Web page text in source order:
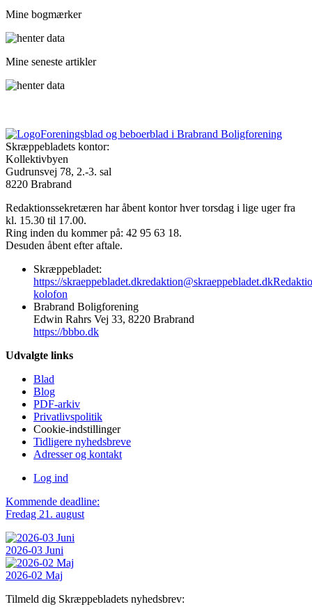
Mine bogmærker
Mine seneste artikler
Foreningsblad og beboerblad i Brabrand Boligforening
Skræppebladets kontor:
Kollektivbyen
Gudrunsvej 78, 2.-3. sal
8220 Brabrand
Redaktionssekretæren har åbent kontor hver torsdag i lige uger fra
kl. 15.30 til 17.00.
Ring inden du kommer på: 42 95 63 18.
Desuden åbent efter aftale.
Skræppebladet:
https://skraeppebladet.dkredaktion@skraeppebladet.dk
kolofon
Brabrand Boligforening
Edwin Rahrs Vej 33, 8220 Brabrand
https://bbbo.dk
Udvalgte links
Blad
Blog
PDF-arkiv
Privatlivspolitik
Cookie-indstillinger
Tidligere nyhedsbreve
Adresser og kontakt
Log ind
Kommende deadline:
Fredag 21. august
2026-03 Juni
2026-02 Maj
Tilmeld dig Skræppebladets nyhedsbrev: